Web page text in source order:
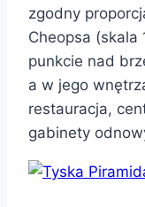
zgodny
Cheopsa (skala
punkcie nad
a w jego
restauracja,
gabinety